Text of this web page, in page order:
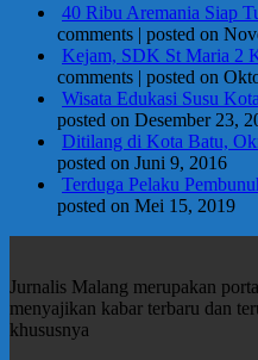
40 Ribu Aremania Siap
comments | posted on
Kejam, SDK St Maria 2
comments | posted on
Wisata Edukasi Susu
posted on Desember 23,
Ditilang di Kota Batu,
posted on Juni 9, 2016
Terduga Pelaku
posted on Mei 15, 2019
Jurnalis Malang merupakan
menyajikan kabar terbaru dan
khususnya